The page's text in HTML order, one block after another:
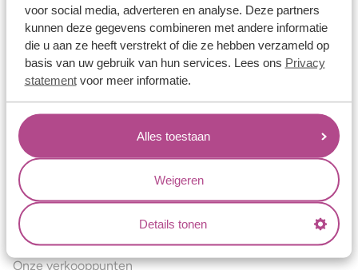
voor social media, adverteren en analyse. Deze partners
kunnen deze gegevens combineren met andere informatie
die u aan ze heeft verstrekt of die ze hebben verzameld op
basis van uw gebruik van hun services. Lees ons Privacy
statementvoor meer informatie.
Alles toestaan
Weigeren
Details tonen
Aller Spanninga
Historie
Certificaten
Blogs
Jouw voordelen
Conflictvrije Materialen
Oneindig veel mogelijkheden
Kwaliteit
Juweliers & Contact
Onze verkooppunten